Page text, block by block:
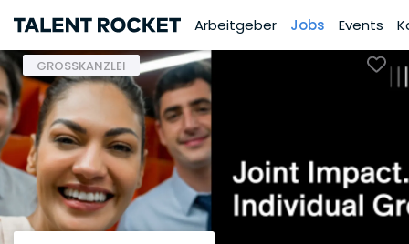
Arbeitgeber Jobs Events
GROSSKANZLEI